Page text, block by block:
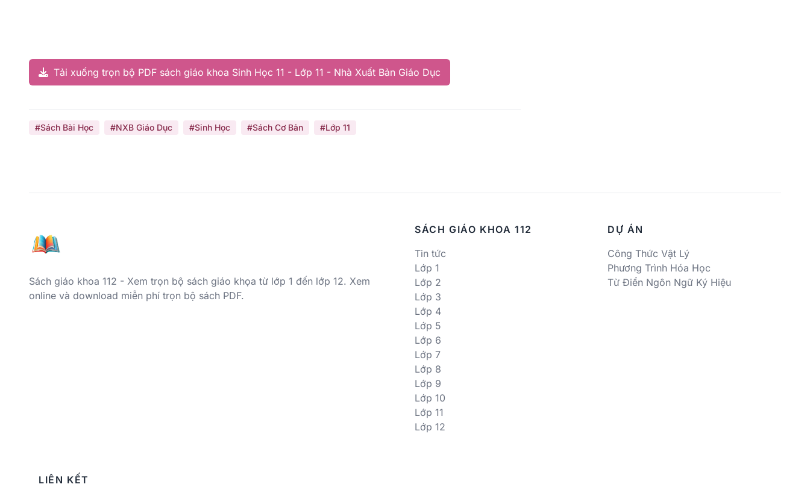
Tải xuống trọn bộ PDF sách giáo khoa Sinh Học 11 - Lớp 11 - Nhà Xuất Bản Giáo Dục
#Sách Bài Học #NXB Giáo Dục #Sinh Học #Sách Cơ Bản #Lớp 11
Sách giáo khoa 112 - Xem trọn bộ sách giáo khọa từ lớp 1 đến lớp 12. Xem
online và download miễn phí trọn bộ sách PDF.
SÁCH GIÁO KHOA 112
Tin tức
Lớp 1
Lớp 2
Lớp 3
Lớp 4
Lớp 5
Lớp 6
Lớp 7
Lớp 8
Lớp 9
Lớp 10
Lớp 11
Lớp 12
DỰ ÁN
Công Thức Vật Lý
Phương Trình Hóa Học
Từ Điển Ngôn Ngữ Ký Hiệu
LIÊN KẾT